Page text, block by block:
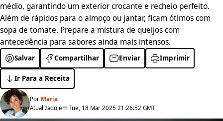
médio, garantindo um exterior crocante e recheio perfeito.
Além de rápidos para o almoço ou jantar, ficam ótimos com
sopa de tomate. Prepare a mistura de queijos com
antecedência para sabores ainda mais intensos.
Salvar Compartilhar Enviar Imprimir
Ir Para a Receita
Por Maria
Atualizado em Tue, 18 Mar 2025 21:26:52 GMT